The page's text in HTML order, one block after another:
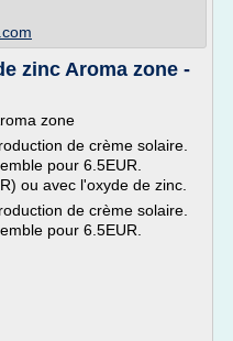
zinc Aroma zone -
zone
de crème solaire.
pour 6.5EUR.
ou avec l'oxyde de zinc.
de crème solaire.
pour 6.5EUR.